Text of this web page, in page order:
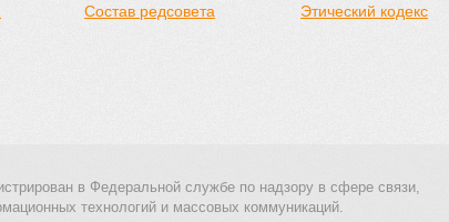
Состав редсовета Этический кодекс
в Федеральной службе по надзору в сфере связи,
технологий и массовых коммуникаций.